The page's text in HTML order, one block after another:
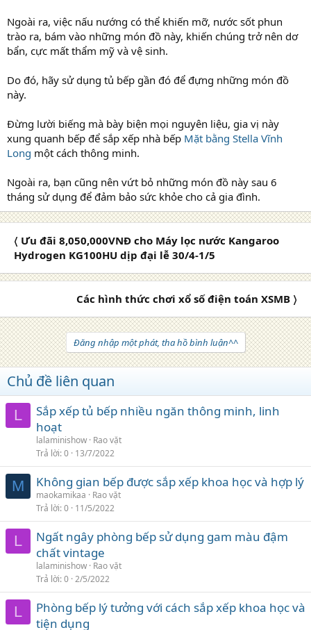
Ngoài ra, việc nấu nướng có thể khiến mỡ, nước sốt phun
trào ra, bám vào những món đồ này, khiến chúng trở nên dơ
bẩn, cực mất thẩm mỹ và vệ sinh.
Do đó, hãy sử dụng tủ bếp gần đó để đựng những món đồ
này.
Đừng lười biếng mà bày biện mọi nguyên liệu, gia vị này
xung quanh bếp để sắp xếp nhà bếp Mặt bằng Stella Vĩnh
Long một cách thông minh.
Ngoài ra, bạn cũng nên vứt bỏ những món đồ này sau 6
tháng sử dụng để đảm bảo sức khỏe cho cả gia đình.
〈 Ưu đãi 8,050,000VNĐ cho Máy lọc nước Kangaroo
Hydrogen KG100HU dịp đại lễ 30/4-1/5
Các hình thức chơi xổ số điện toán XSMB 〉
Đăng nhập một phát, tha hồ bình luận^^
Chủ đề liên quan
L
Sắp xếp tủ bếp nhiều ngăn thông minh, linh
hoạt
lalaminishow Rao vặt
Trả lời 0 13/7/2022
M Không gian bếp được sắp xếp khoa học và hợp lý
maokamikaa
Rao vặt
Trả lời 0 11/5/2022
L
Ngất ngây phòng bếp sử dụng gam màu đậm
chất vintage
lalaminishow Rao vặt
Trả lời 0 2/5/2022
L
Phòng bếp lý tưởng với cách sắp xếp khoa học và
tiện dụng